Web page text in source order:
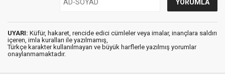
UYARI: Küfür, hakaret, rencide edici cümleler veya imalar, inançlara saldırı
içeren, imla kuralları ile yazılmamış,
Türkçe karakter kullanılmayan ve büyük harflerle yazılmış yorumlar
onaylanmamaktadır.